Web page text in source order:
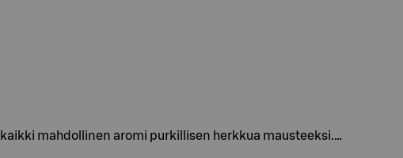
mahdollinen aromi purkillisen herkkua mausteeksi.…